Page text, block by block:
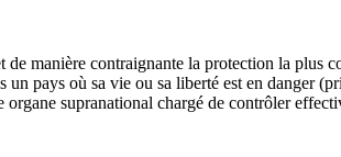
manière contraignante la protection la plus
pays où sa vie ou sa liberté est en danger
supranational chargé de contrôler